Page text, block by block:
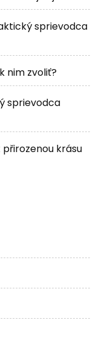
sprievodca
nim zvoliť?
sprievodca
krásu